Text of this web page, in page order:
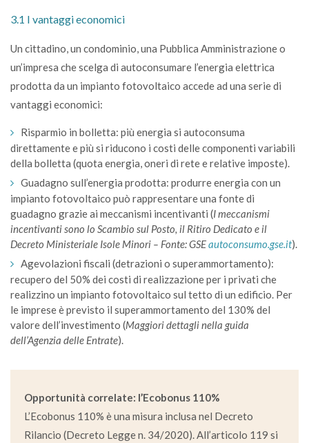
3.1 I vantaggi economici
Un cittadino, un condominio, una Pubblica Amministrazione o
un’impresa che scelga di autoconsumare l’energia elettrica
prodotta da un impianto fotovoltaico accede ad una serie di
vantaggi economici:
Risparmio in bolletta: più energia si autoconsuma
direttamente e più si riducono i costi delle componenti variabili
della bolletta (quota energia, oneri di rete e relative imposte).
Guadagno sull’energia prodotta: produrre energia con un
impianto fotovoltaico può rappresentare una fonte di
guadagno grazie ai meccanismi incentivanti (I meccanismi
incentivanti sono lo Scambio sul Posto, il Ritiro Dedicato e il
Decreto Ministeriale Isole Minori – Fonte: GSEautoconsumo.gse.it).
Agevolazioni fiscali (detrazioni o superammortamento):
recupero del 50% dei costi di realizzazione per i privati che
realizzino un impianto fotovoltaico sul tetto di un edificio. Per
le imprese è previsto il superammortamento del 130% del
valore dell’investimento (Maggiori dettagli nella guida
dell’Agenzia delle Entrate).
Opportunità correlate: l’Ecobonus 110%
L’Ecobonus 110% è una misura inclusa nel Decreto
Rilancio (Decreto Legge n. 34/2020). All’articolo 119 si